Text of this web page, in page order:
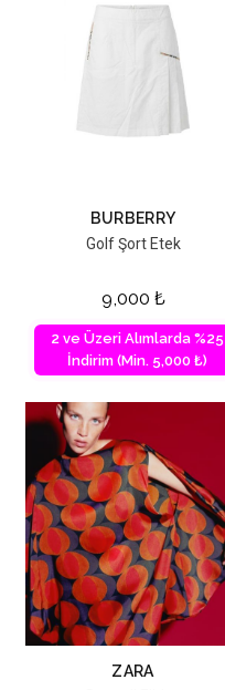
BURBERRY
Golf Şort Etek
9,000 ₺
2 ve Üzeri Alımlarda %25
İndirim (Min. 5,000 ₺)
ZARA